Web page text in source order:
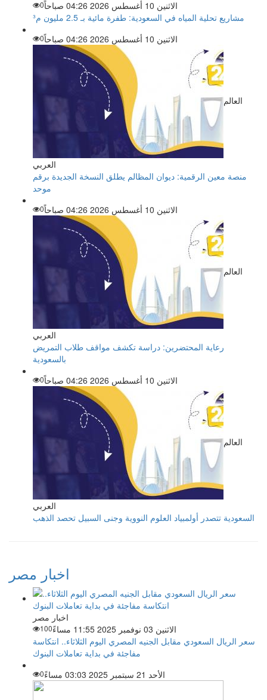
الاثنين 10 أغسطس 2026 04:26 صباحاً 0
مشاريع تحلية المياه في السعودية: طفرة مائية بـ 2.5 مليون م³
الاثنين 10 أغسطس 2026 04:26 صباحاً
0
العالم
العربي
منصة معين الرقمية: ديوان المظالم يطلق النسخة الجديدة برقم
موحد
الاثنين 10 أغسطس 2026 04:26 صباحاً
0
العالم
العربي
رعاية المحتضرين: دراسة تكشف مواقف طلاب التمريض
بالسعودية
الاثنين 10 أغسطس 2026 04:26 صباحاً
0
العالم
العربي
السعودية تتصدر أولمبياد العلوم النووية وجنى السبيل تحصد الذهب
اخبار مصر
اخبار مصر
الاثنين 03 نوفمبر 2025 11:55 مساءً
100
سعر الريال السعودي مقابل الجنيه المصري اليوم الثلاثاء.. انتكاسة
مفاجئة في بداية تعاملات البنوك
الأحد 21 سبتمبر 2025 03:03 مساءً
0